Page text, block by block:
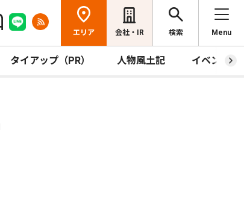
エリア 会社・IR 検索 Menu
タイアップ（PR） 人物風土記 イベント